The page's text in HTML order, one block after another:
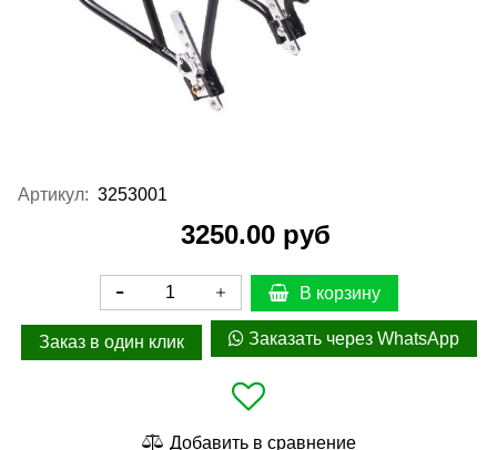
Артикул: 3253001
3250.00 руб
В корзину
Заказ в один клик Заказать через WhatsApp
Добавить в сравнение